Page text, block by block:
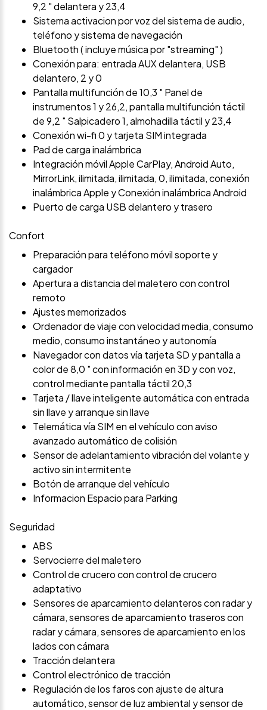
9,2 " delantera y 23,4
Sistema activacion por voz del sistema de audio,
teléfono y sistema de navegación
Bluetooth ( incluye música por "streaming" )
Conexión para: entrada AUX delantera, USB
delantero, 2 y 0
Pantalla multifunción de 10,3 " Panel de
instrumentos 1 y 26,2, pantalla multifunción táctil
de 9,2 " Salpicadero 1, almohadilla táctil y 23,4
Conexión wi-fi 0 y tarjeta SIM integrada
Pad de carga inalámbrica
Integración móvil Apple CarPlay, Android Auto,
MirrorLink, ilimitada, ilimitada, 0, ilimitada, conexión
inalámbrica Apple y Conexión inalámbrica Android
Puerto de carga USB delantero y trasero
Confort
Preparación para teléfono móvil soporte y
cargador
Apertura a distancia del maletero con control
remoto
Ajustes memorizados
Ordenador de viaje con velocidad media, consumo
medio, consumo instantáneo y autonomía
Navegador con datos vía tarjeta SD y pantalla a
color de 8,0 " con información en 3D y con voz,
control mediante pantalla táctil 20,3
Tarjeta / llave inteligente automática con entrada
sin llave y arranque sin llave
Telemática vía SIM en el vehículo con aviso
avanzado automático de colisión
Sensor de adelantamiento vibración del volante y
activo sin intermitente
Botón de arranque del vehículo
Informacion Espacio para Parking
Seguridad
ABS
Servocierre del maletero
Control de crucero con control de crucero
adaptativo
Sensores de aparcamiento delanteros con radar y
cámara, sensores de aparcamiento traseros con
radar y cámara, sensores de aparcamiento en los
lados con cámara
Tracción delantera
Control electrónico de tracción
Regulación de los faros con ajuste de altura
automático, sensor de luz ambiental y sensor de